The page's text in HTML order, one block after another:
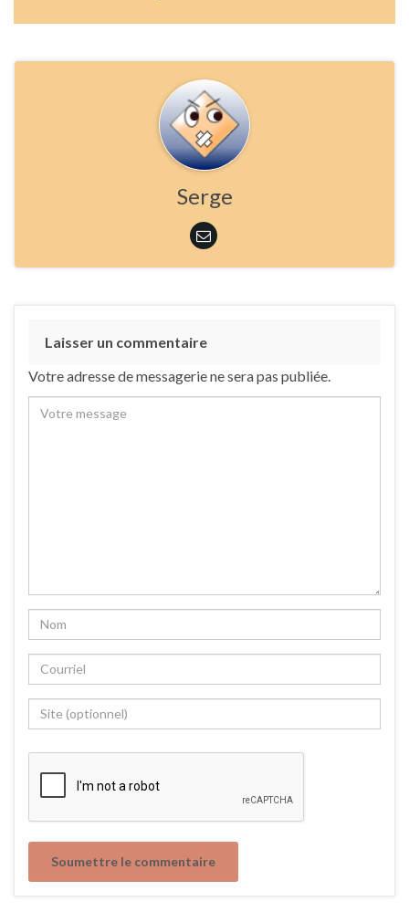
Serge
Laisser un commentaire
Votre adresse de messagerie ne sera pas publiée.